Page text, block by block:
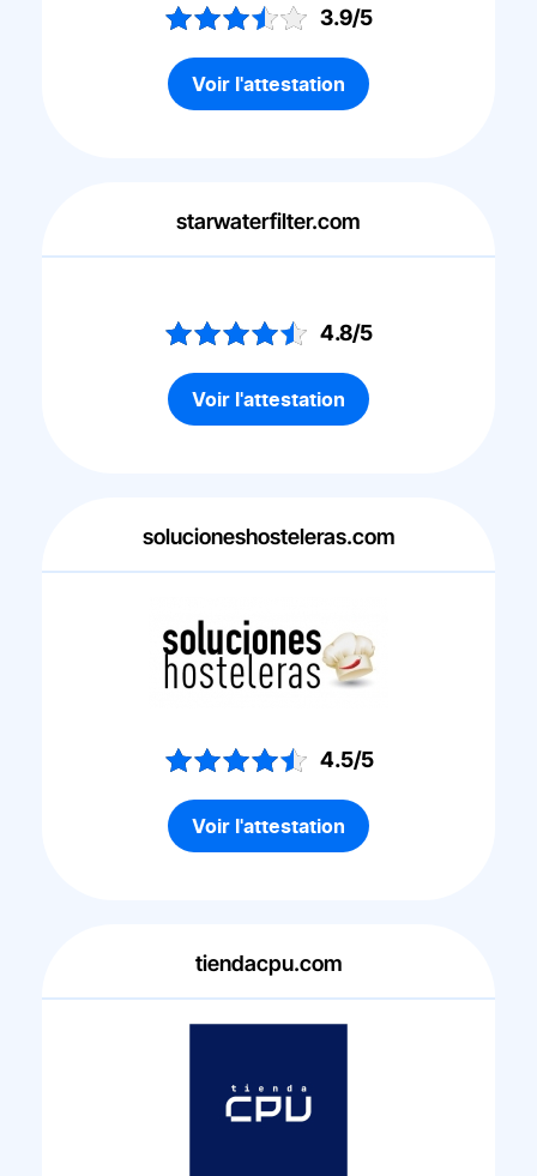
3.9/5
Voir l'attestation
starwaterfilter.com
4.8/5
Voir l'attestation
solucioneshosteleras.com
4.5/5
Voir l'attestation
tiendacpu.com